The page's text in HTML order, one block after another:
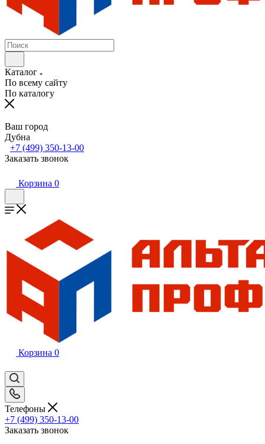
Каталог
По всему сайту
По каталогу
Ваш город
Дубна
+7 (499) 350-13-00
Заказать звонок
Корзина 0
Корзина 0
Телефоны
+7 (499) 350-13-00
Заказать звонок